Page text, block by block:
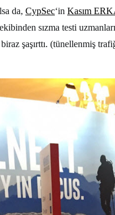
da, CypSec‘in Kasım
ekibinden sızma testi
şaşırttı. (tünellenmiş